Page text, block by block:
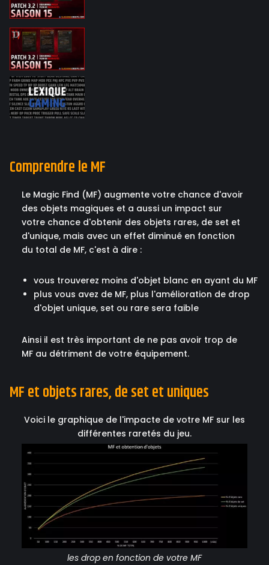
Comprendre le MF
Le Magic Find (MF) augmente votre chance d'avoir
des objets magiques et a aussi un impact sur
votre chance d'obtenir des objets rares, de set et
d'unique, mais avec un effet diminué en fonction
du total de MF, c'est à dire :
vous trouverez moins d'objet blanc en ayant du MF
plus vous avez de MF, plus l'amélioration de drop
d'objet unique, set ou rare sera faible
Ainsi il est très important de ne pas avoir trop de
MF au détriment de votre équipement.
MF et objets rares, de set et uniques
Voici le graphique de l'impacte de votre MF sur les
différentes raretés du jeu.
les drop en fonction de votre MF